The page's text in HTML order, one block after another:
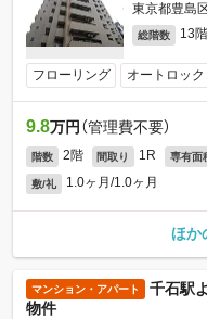
東京都豊島
総階数 13
フローリング オートロック
9.8万円 （管理費不要）
階数 2階 間取り 1R 専有面
敷/礼 1.0ヶ月/1.0ヶ月
ほか
マンション・アパート
千石駅
物件